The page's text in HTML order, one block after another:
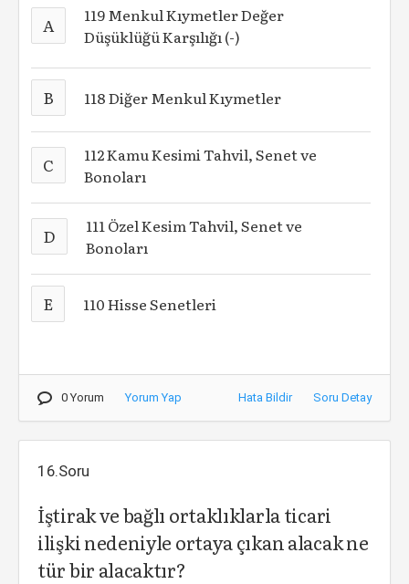
A
119 Menkul Kıymetler Değer
Düşüklüğü Karşılığı (-)
B 118 Diğer Menkul Kıymetler
C
112 Kamu Kesimi Tahvil, Senet ve
Bonoları
D
111 Özel Kesim Tahvil, Senet ve
Bonoları
E 110 Hisse Senetleri
0 Yorum Yorum Yap Hata Bildir Soru Detay
16.Soru
İştirak ve bağlı ortaklıklarla ticari
ilişki nedeniyle ortaya çıkan alacak ne
tür bir alacaktır?